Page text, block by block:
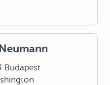
Budapest